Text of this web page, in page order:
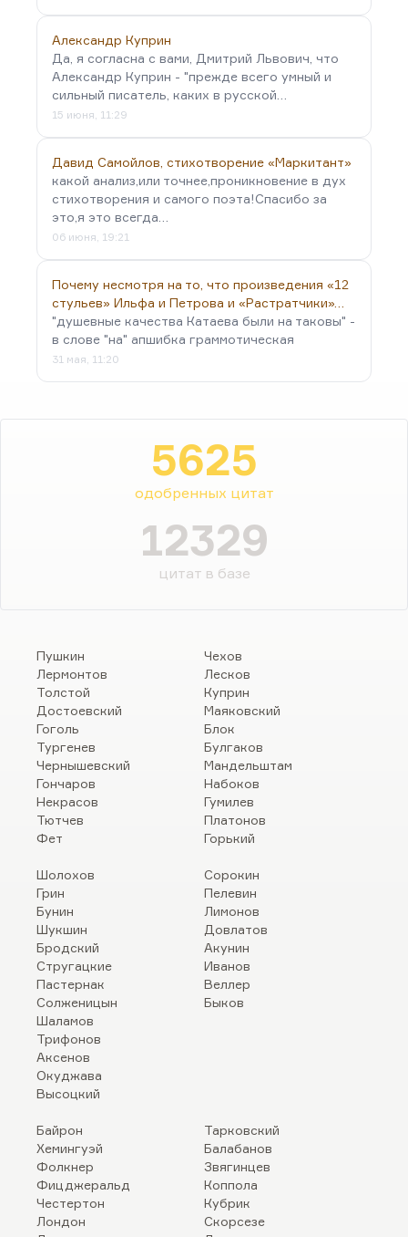
Александр Куприн
Да, я согласна с вами, Дмитрий Львович, что
Александр Куприн - "прежде всего умный и
сильный писатель, каких в русской…
15 июня, 11:29
Давид Самойлов, стихотворение «Маркитант»
какой анализ,или точнее,проникновение в дух
стихотворения и самого поэта!Спасибо за
это,я это всегда…
06 июня, 19:21
Почему несмотря на то, что произведения «12
стульев» Ильфа и Петрова и «Растратчики»…
"душевные качества Катаева были на таковы" -
в слове "на" апшибка граммотическая
31 мая, 11:20
5625
одобренных цитат
12329
цитат в базе
Пушкин
Лермонтов
Толстой
Достоевский
Гоголь
Тургенев
Чернышевский
Гончаров
Некрасов
Тютчев
Фет
Чехов
Лесков
Куприн
Маяковский
Блок
Булгаков
Мандельштам
Набоков
Гумилев
Платонов
Горький
Шолохов
Грин
Бунин
Шукшин
Бродский
Стругацкие
Пастернак
Солженицын
Шаламов
Трифонов
Аксенов
Окуджава
Высоцкий
Сорокин
Пелевин
Лимонов
Довлатов
Акунин
Иванов
Веллер
Быков
Байрон
Хемингуэй
Фолкнер
Фицджеральд
Честертон
Лондон
Тарковский
Балабанов
Звягинцев
Коппола
Кубрик
Скорсезе